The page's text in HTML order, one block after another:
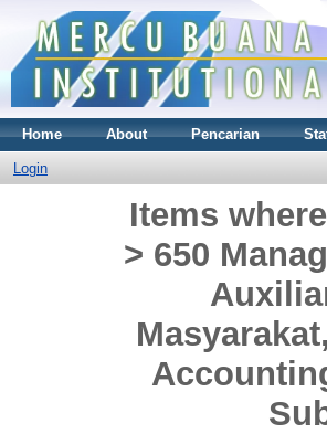
Home About Pencarian
Login
Items
> 650